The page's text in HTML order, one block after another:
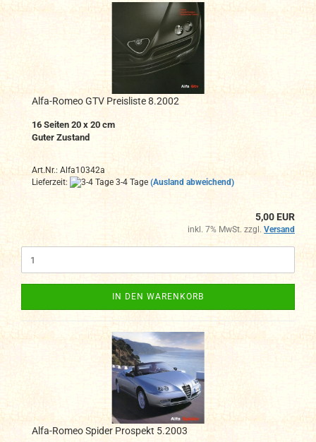
Alfa-Romeo GTV Preisliste 8.2002
16 Seiten 20 x 20 cm
Guter Zustand
Art.Nr.: Alfa10342a
Lieferzeit:
3-4 Tage (Ausland abweichend)
5,00 EUR
inkl. 7% MwSt. zzgl.Versand
IN DEN WARENKORB
Alfa-Romeo Spider Prospekt 5.2003